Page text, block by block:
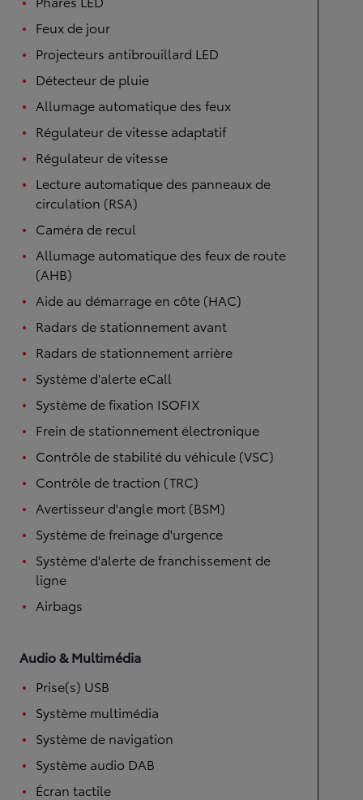
Feux de jour
Projecteurs antibrouillard LED
Détecteur de pluie
Allumage automatique des feux
Régulateur de vitesse adaptatif
Régulateur de vitesse
Lecture automatique des panneaux de
circulation (RSA)
Caméra de recul
Allumage automatique des feux de route
(AHB)
Aide au démarrage en côte (HAC)
Radars de stationnement avant
Radars de stationnement arrière
Système d'alerte eCall
Système de fixation ISOFIX
Frein de stationnement électronique
Contrôle de stabilité du véhicule (VSC)
Contrôle de traction (TRC)
Avertisseur d'angle mort (BSM)
Système de freinage d'urgence
Système d'alerte de franchissement de
ligne
Airbags
Audio & Multimédia
Prise(s) USB
Système multimédia
Système de navigation
Système audio DAB
Écran tactile